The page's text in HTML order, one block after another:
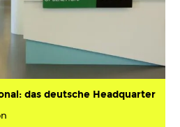
das deutsche Headquarter